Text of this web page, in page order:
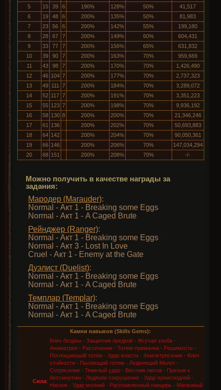
5
15 39 6 190% 128% 50%
41,517
6
19 48 6 200% 135% 50%
81,983
7
23 56 6 200% 142% 55%
199,180
8
28 67 7 200% 149% 60%
604,431
9
33 77 7 200% 156% 65%
631,832
10
39 90 7 200% 163% 70%
959,669
11
43 98 7 200% 170% 70%
1,426,490
12
46 104 7 200% 177% 70%
2,737,323
13
49 111 7 200% 184% 70%
3,289,072
14
52 117 7 200% 191% 70%
3,351,223
15
55 123 7 200% 198% 70%
9,936,192
16
58 130 8 200% 200% 70%
21,346,246
17
61 136 200% 202% 70%
50,693,883
18
64 142 200% 204% 70%
90,050,361
19
66 146 200% 206% 70%
147,034,294
20
68 151 200% 208% 70% -/-
Можно получить в качестве награды за
задания:
Мародер (Marauder):
Normal - Акт 1 - Breaking some Eggs
Normal - Акт 1 - A Caged Brute
Рейнджер (Ranger):
Normal - Акт 1 - Breaking some Eggs
Normal - Акт 3 - Lost In Love
Cruel - Акт 1 - Enemy at the Gate
Дуэлист (Duelist):
Normal - Акт 1 - Breaking some Eggs
Normal - Акт 1 - A Caged Brute
Темплар (Templar):
Normal - Акт 1 - Breaking some Eggs
Normal - Акт 1 - A Caged Brute
Камни навыков (Skills Gems):
Сила:
Клич бездны · Защитник предков· Жгучая злоба·
Аниматрон· Рассечение· Тотем-приманка· Решимость·
Поглощающий тотем · Удар власти· Землетрясение· Клич
стойкости· Пылающий тотем · Леденящий Молот·
Сотрясение· Тяжелый удар· Вестник пепла· Призыв к
бессмертию· Ледяное сокрушение· Удар преисподней·
Наскок· Удар молний· Расплавленный панцирь· Магмовый